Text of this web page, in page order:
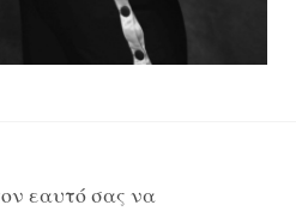
εαυτό σας να